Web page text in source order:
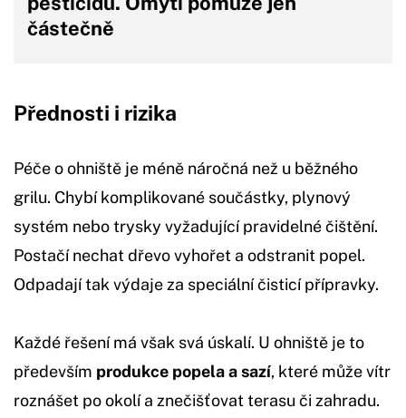
částečně
Přednosti i rizika
Péče o ohniště je méně náročná než u běžného
grilu. Chybí komplikované součástky, plynový
systém nebo trysky vyžadující pravidelné čištění.
Postačí nechat dřevo vyhořet a odstranit popel.
Odpadají tak výdaje za speciální čisticí přípravky.
Každé řešení má však svá úskalí. U ohniště je to
především produkce popela a sazí, které může vítr
roznášet po okolí a znečišťovat terasu či zahradu.